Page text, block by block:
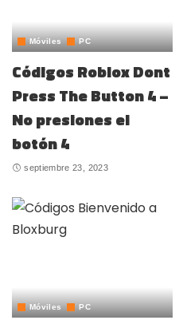
Móviles PC
Códigos Roblox Dont
Press The Button 4 –
No presiones el
botón 4
septiembre 23, 2023
Móviles PC